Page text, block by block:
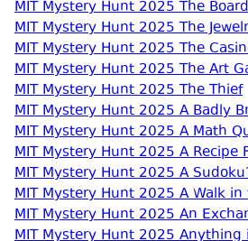
MIT Mystery Hunt 2025 The
MIT Mystery Hunt 2025 The
MIT Mystery Hunt 2025 The
MIT Mystery Hunt 2025 The Art
MIT Mystery Hunt 2025 The Thief
MIT Mystery Hunt 2025 A Badly
MIT Mystery Hunt 2025 A Math
MIT Mystery Hunt 2025 A Recipe
MIT Mystery Hunt 2025 A
MIT Mystery Hunt 2025 A Walk in
MIT Mystery Hunt 2025 An
MIT Mystery Hunt 2025 Anything